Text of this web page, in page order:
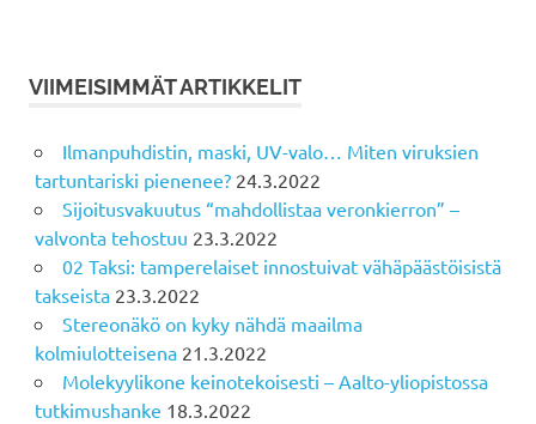
VIIMEISIMMÄT ARTIKKELIT
Ilmanpuhdistin, maski, UV-valo… Miten viruksien
tartuntariski pienenee? 24.3.2022
Sijoitusvakuutus “mahdollistaa veronkierron” –
valvonta tehostuu 23.3.2022
02 Taksi: tamperelaiset innostuivat vähäpäästöisistä
takseista 23.3.2022
Stereonäkö on kyky nähdä maailma
kolmiulotteisena 21.3.2022
Molekyylikone keinotekoisesti – Aalto-yliopistossa
tutkimushanke 18.3.2022